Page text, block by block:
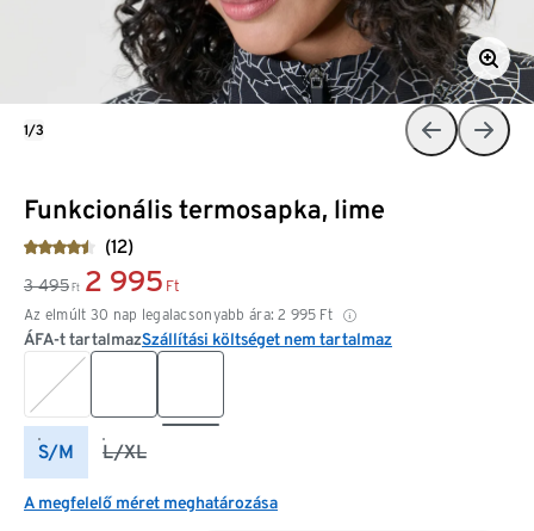
Funkcionális termosapka, lime
(12)
3 495 Ft 2 995 Ft
Az elmúlt 30 nap legalacsonyabb ára: 2 995 Ft
ÁFA-t tartalmazSzállítási költséget nem tartalmaz
S/M L/XL
A megfelelő méret meghatározása
1/3